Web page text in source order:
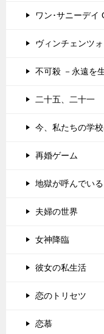
ワン･サニーデイ
ヴィンチェンツォ
不可殺 －永遠を
二十五、二十一
今、私たちの学
再婚ゲーム
地獄が呼んでいる
夫婦の世界
女神降臨
彼女の私生活
恋のトリセツ
恋慕